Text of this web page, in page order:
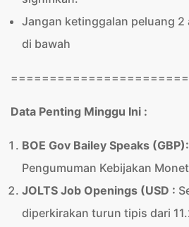
Jangan ketinggalan peluang 2
di bawah
Data Penting Minggu Ini :
BOE Gov Bailey Speaks (GBP):
Pengumuman Kebijakan
JOLTS Job Openings (USD :
diperkirakan turun tipis dari